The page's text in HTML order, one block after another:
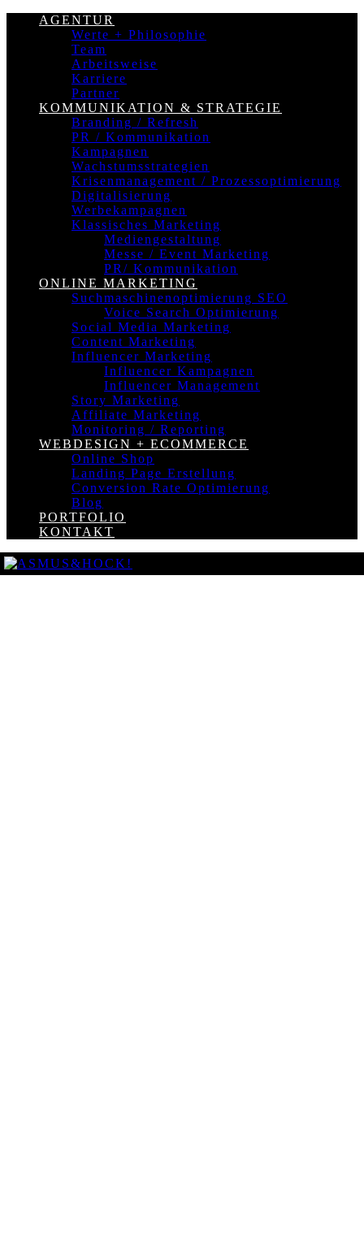
AGENTUR
Werte + Philosophie
Team
Arbeitsweise
Karriere
Partner
KOMMUNIKATION & STRATEGIE
Branding / Refresh
PR / Kommunikation
Kampagnen
Wachstumsstrategien
Krisenmanagement / Prozessoptimierung
Digitalisierung
Werbekampagnen
Klassisches Marketing
Mediengestaltung
Messe / Event Marketing
PR/ Kommunikation
ONLINE MARKETING
Suchmaschinenoptimierung SEO
Voice Search Optimierung
Social Media Marketing
Content Marketing
Influencer Marketing
Influencer Kampagnen
Influencer Management
Story Marketing
Affiliate Marketing
Monitoring / Reporting
WEBDESIGN + ECOMMERCE
Online Shop
Landing Page Erstellung
Conversion Rate Optimierung
Blog
PORTFOLIO
KONTAKT